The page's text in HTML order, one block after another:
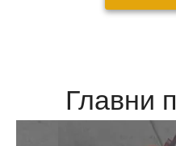
Главни